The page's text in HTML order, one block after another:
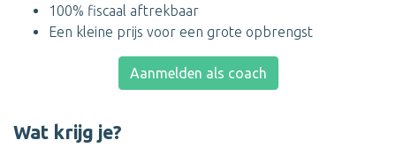
100% fiscaal aftrekbaar
Een kleine prijs voor een grote opbrengst
Aanmelden als coach
Wat krijg je?